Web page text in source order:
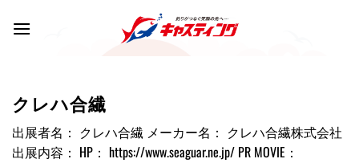
クレハ合繊
出展者名： クレハ合繊 メーカー名： クレハ合繊株式会社
出展内容： HP： https://www.seaguar.ne.jp/ PR MOVIE：